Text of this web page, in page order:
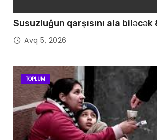
Susuzluğun qarşısını ala biləcək
Avq 5, 2026
TOPLUM